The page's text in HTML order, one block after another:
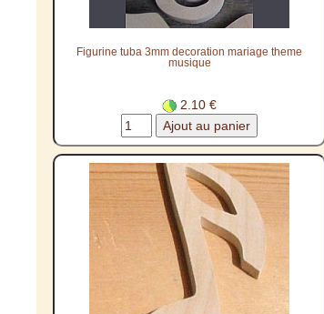
Figurine tuba 3mm decoration mariage theme
musique
2.10 €